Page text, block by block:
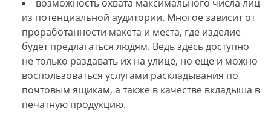
возможность охвата максимального числа лиц
из потенциальной аудитории. Многое зависит от
проработанности макета и места, где изделие
будет предлагаться людям. Ведь здесь доступно
не только раздавать их на улице, но еще и можно
воспользоваться услугами раскладывания по
почтовым ящикам, а также в качестве вкладыша в
печатную продукцию.